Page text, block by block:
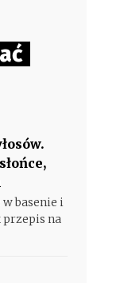
basenie i
przepis na